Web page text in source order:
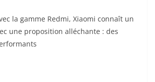
la gamme Redmi, Xiaomi connaît un
une proposition alléchante : des